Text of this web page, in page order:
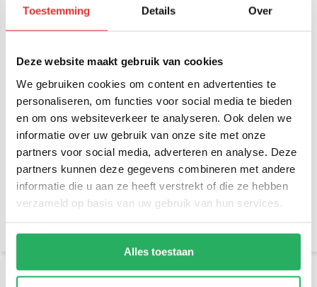
Toestemming Details Over
Deze website maakt gebruik van cookies
We gebruiken cookies om content en advertenties te
personaliseren, om functies voor social media te bieden
en om ons websiteverkeer te analyseren. Ook delen we
informatie over uw gebruik van onze site met onze
partners voor social media, adverteren en analyse. Deze
partners kunnen deze gegevens combineren met andere
informatie die u aan ze heeft verstrekt of die ze hebben
verzameld op basis van uw gebruik van hun services.
Alles toestaan
Emounts Proclip VW
Tiguan 17-23 Center
mount- Brodit Proclip met
Telefoonhouder keuze
€ 44,95
2020 Brodit Proclip met
Telefoonhouder keuze
€ 44,95